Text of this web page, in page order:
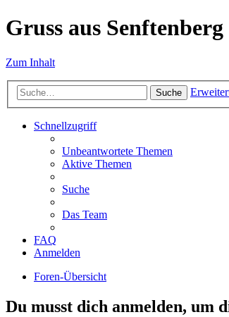
Gruss aus Senftenberg
Zum Inhalt
Suche
Schnellzugriff
Unbeantwortete Themen
Aktive Themen
Suche
Das Team
FAQ
Anmelden
Foren-Übersicht
Du musst dich anmelden, um